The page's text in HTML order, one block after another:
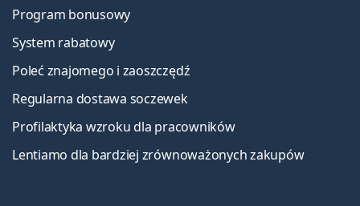
Program bonusowy
System rabatowy
Poleć znajomego i zaoszczędź
Regularna dostawa soczewek
Profilaktyka wzroku dla pracowników
Lentiamo dla bardziej zrównoważonych zakupów